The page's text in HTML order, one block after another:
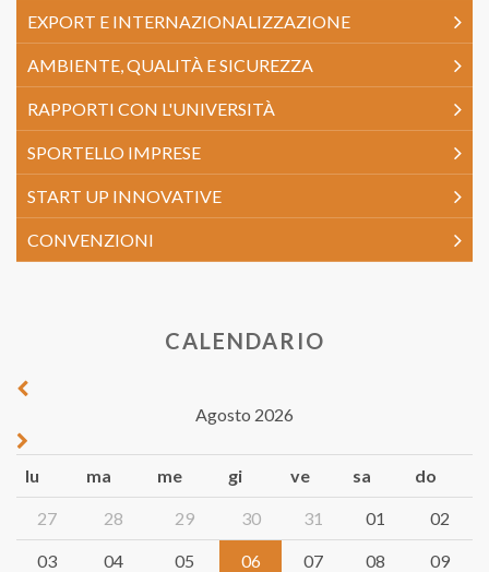
EXPORT E INTERNAZIONALIZZAZIONE
AMBIENTE, QUALITÀ E SICUREZZA
RAPPORTI CON L'UNIVERSITÀ
SPORTELLO IMPRESE
START UP INNOVATIVE
CONVENZIONI
CALENDARIO
Agosto 2026
lu ma me gi ve sa do
27 28 29 30 31 01 02
03 04 05 06 07 08 09